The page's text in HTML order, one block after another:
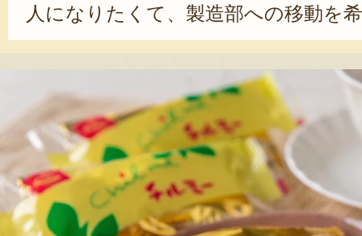
人になりたくて、製造部への移動を
三澤さん。お茶会で出す上生菓子な
特注の和菓子を手がけている。また
はじめ、さまざまな人気商品の開発
産地消にこだわってきました。これ
を活かしたお菓子を届けたいです」